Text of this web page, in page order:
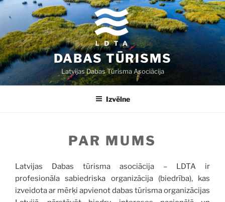
Doties
saturu
DABAS TŪRISMS
Latvijas Dabas Tūrisma Asociācija
Izvēlne
PAR MUMS
Latvijas Dabas tūrisma asociācija – LDTA ir
profesionāla sabiedriska organizācija (biedrība), kas
izveidota ar mērķi apvienot dabas tūrisma organizācijas